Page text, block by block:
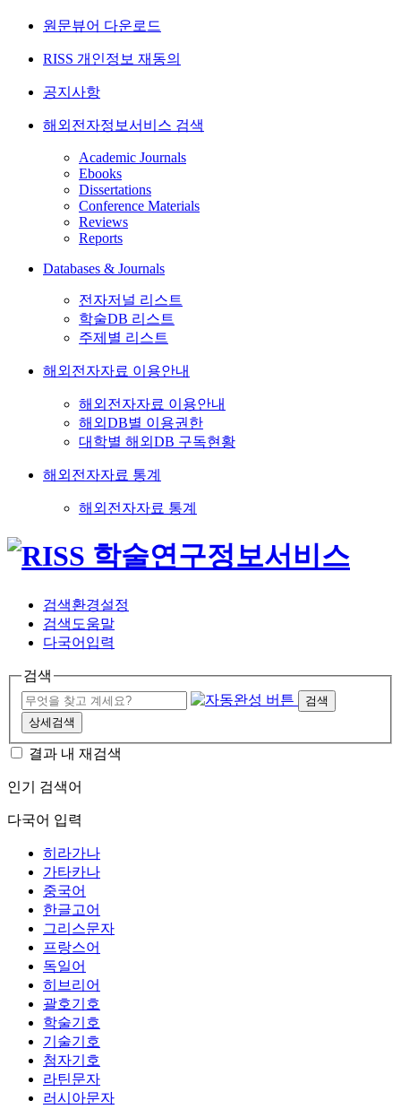
원문뷰어 다운로드
RISS 개인정보 재동의
공지사항
해외전자정보서비스 검색
Academic Journals
Ebooks
Dissertations
Conference Materials
Reviews
Reports
Databases & Journals
전자저널 리스트
학술DB 리스트
주제별 리스트
해외전자자료 이용안내
해외전자자료 이용안내
해외DB별 이용권한
대학별 해외DB 구독현황
해외전자자료 통계
해외전자자료 통계
검색환경설정
검색도움말
다국어입력
검색
검색
상세검색
결과 내 재검색
인기 검색어
다국어 입력
히라가나
가타카나
중국어
한글고어
그리스문자
프랑스어
독일어
히브리어
괄호기호
학술기호
기술기호
첨자기호
라틴문자
러시아문자